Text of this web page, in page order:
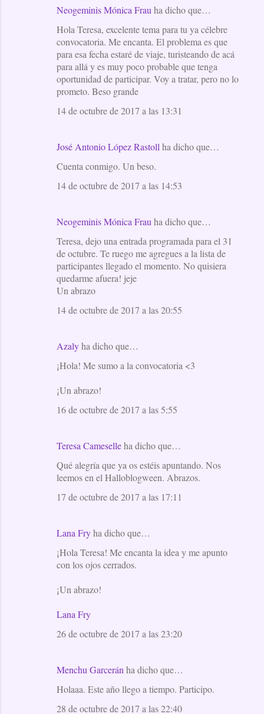
Neogeminis Mónica Frau ha dicho que…
Hola Teresa, excelente tema para tu ya célebre
convocatoria. Me encanta. El problema es que
para esa fecha estaré de viaje, turisteando de acá
para allá y es muy poco probable que tenga
oportunidad de participar. Voy a tratar, pero no lo
prometo. Beso grande
14 de octubre de 2017 a las 13:31
José Antonio López Rastoll ha dicho que…
Cuenta conmigo. Un beso.
14 de octubre de 2017 a las 14:53
Neogeminis Mónica Frau ha dicho que…
Teresa, dejo una entrada programada para el 31
de octubre. Te ruego me agregues a la lista de
participantes llegado el momento. No quisiera
quedarme afuera! jeje
Un abrazo
14 de octubre de 2017 a las 20:55
Azalyha dicho que…
¡Hola! Me sumo a la convocatoria <3
¡Un abrazo!
16 de octubre de 2017 a las 5:55
Teresa Cameselleha dicho que…
Qué alegría que ya os estéis apuntando. Nos
leemos en el Halloblogween. Abrazos.
17 de octubre de 2017 a las 17:11
Lana Fryha dicho que…
¡Hola Teresa! Me encanta la idea y me apunto
con los ojos cerrados.
¡Un abrazo!
Lana Fry
26 de octubre de 2017 a las 23:20
Menchu Garcerán ha dicho que…
Holaaa. Este año llego a tiempo. Participo.
28 de octubre de 2017 a las 22:40